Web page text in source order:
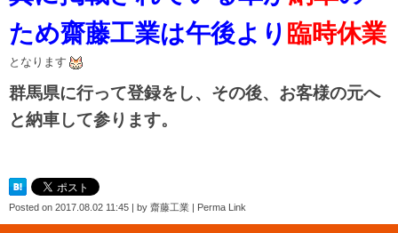
ため齋藤工業は午後より 臨時休業
となります
群馬県に行って登録をし、その後、お客様の元へ
と納車して参ります。
Posted on 2017.08.02 11:45 | by 齋藤工業 | Perma Link